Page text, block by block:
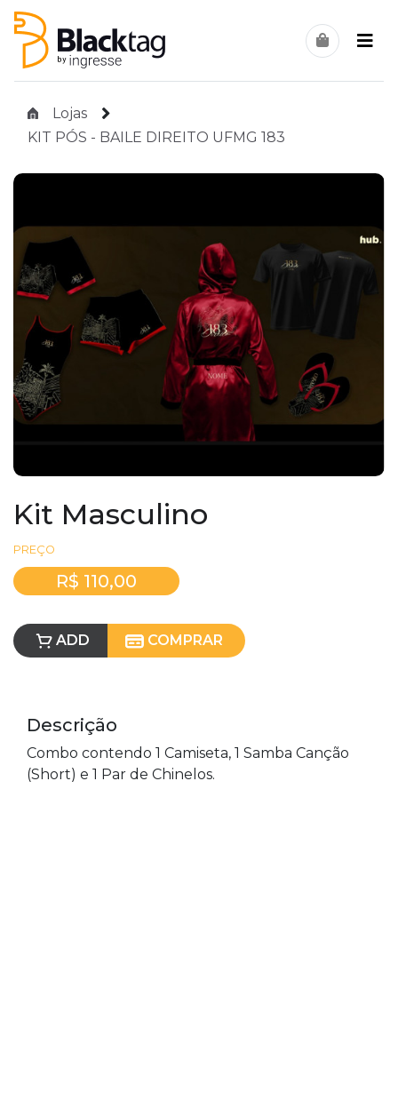
Lojas
KIT PÓS - BAILE DIREITO UFMG 183
Kit Masculino
PREÇO
R$ 110,00
ADD COMPRAR
Descrição
Combo contendo 1 Camiseta, 1 Samba Canção
(Short) e 1 Par de Chinelos.